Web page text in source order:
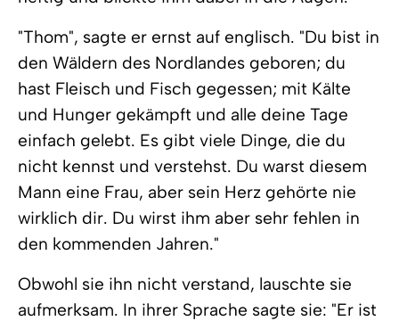
"Thom", sagte er ernst auf englisch. "Du bist in
den Wäldern des Nordlandes geboren; du
hast Fleisch und Fisch gegessen; mit Kälte
und Hunger gekämpft und alle deine Tage
einfach gelebt. Es gibt viele Dinge, die du
nicht kennst und verstehst. Du warst diesem
Mann eine Frau, aber sein Herz gehörte nie
wirklich dir. Du wirst ihm aber sehr fehlen in
den kommenden Jahren."
Obwohl sie ihn nicht verstand, lauschte sie
aufmerksam. In ihrer Sprache sagte sie: "Er ist